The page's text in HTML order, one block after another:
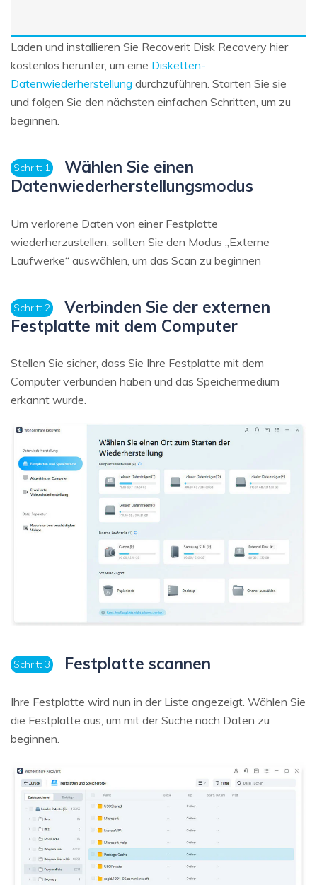
Laden und installieren Sie Recoverit Disk Recovery hier
kostenlos herunter, um eine Disketten-
Datenwiederherstellung durchzuführen. Starten Sie sie
und folgen Sie den nächsten einfachen Schritten, um zu
beginnen.
Schritt 1
Wählen Sie einen
Datenwiederherstellungsmodus
Um verlorene Daten von einer Festplatte
wiederherzustellen, sollten Sie den Modus „Externe
Laufwerke“ auswählen, um das Scan zu beginnen
Schritt 2
Verbinden Sie der externen
Festplatte mit dem Computer
Stellen Sie sicher, dass Sie Ihre Festplatte mit dem
Computer verbunden haben und das Speichermedium
erkannt wurde.
Schritt 3 Festplatte scannen
Ihre Festplatte wird nun in der Liste angezeigt. Wählen Sie
die Festplatte aus, um mit der Suche nach Daten zu
beginnen.